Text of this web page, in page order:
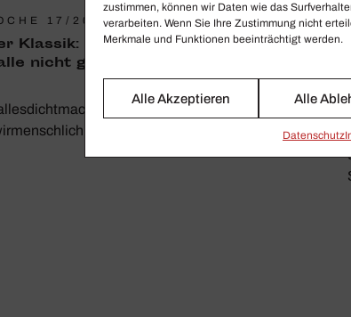
zustimmen, können wir Daten wie das
verarbeiten. Wenn Sie Ihre Zustimmung nicht
Merkmale und Funktionen beeinträchtigt werden.
Alle Akzeptieren Alle
Daten­schutz
17/2021
Klassik: Die
nicht ganz
150 YEARS WIENER
STAATSOPER